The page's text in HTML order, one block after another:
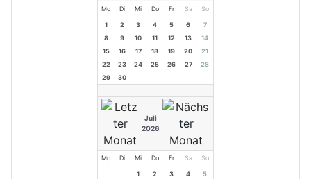
Mo Di Mi Do Fr Sa So
1 2 3 4 5 6
7
8
9 10 11 12 13
14
15
16 17 18 19 20
21
22
23 24 25 26 27
28
29
30
Juli
2026
Mo Di Mi Do Fr Sa So
1 2 3 4
5